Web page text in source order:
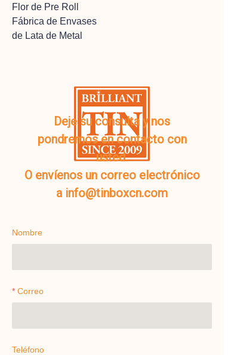
Flor de Pre Roll
Fábrica de Envases
de Lata de Metal
Deje su consulta y nos
pondremos en contacto con
usted.
O envíenos un correo electrónico
a info@tinboxcn.com
Nombre
Correo
Teléfono